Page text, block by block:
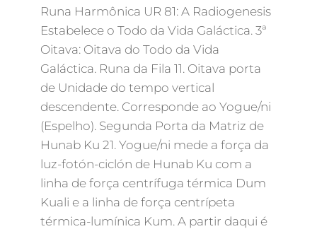
Runa Harmônica UR 81: A Radiogenesis
Estabelece o Todo da Vida Galáctica. 3ª
Oitava: Oitava do Todo da Vida
Galáctica. Runa da Fila 11. Oitava porta
de Unidade do tempo vertical
descendente. Corresponde ao Yogue/ni
(Espelho). Segunda Porta da Matriz de
Hunab Ku 21. Yogue/ni mede a força da
luz-fotón-ciclón de Hunab Ku com a
linha de força centrífuga térmica Dum
Kuali e a linha de força centrípeta
térmica-lumínica Kum. A partir daqui é